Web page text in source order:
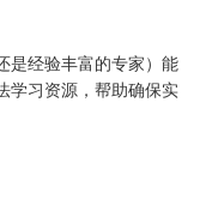
是经验丰富的专家）能
学习资源，帮助确保实